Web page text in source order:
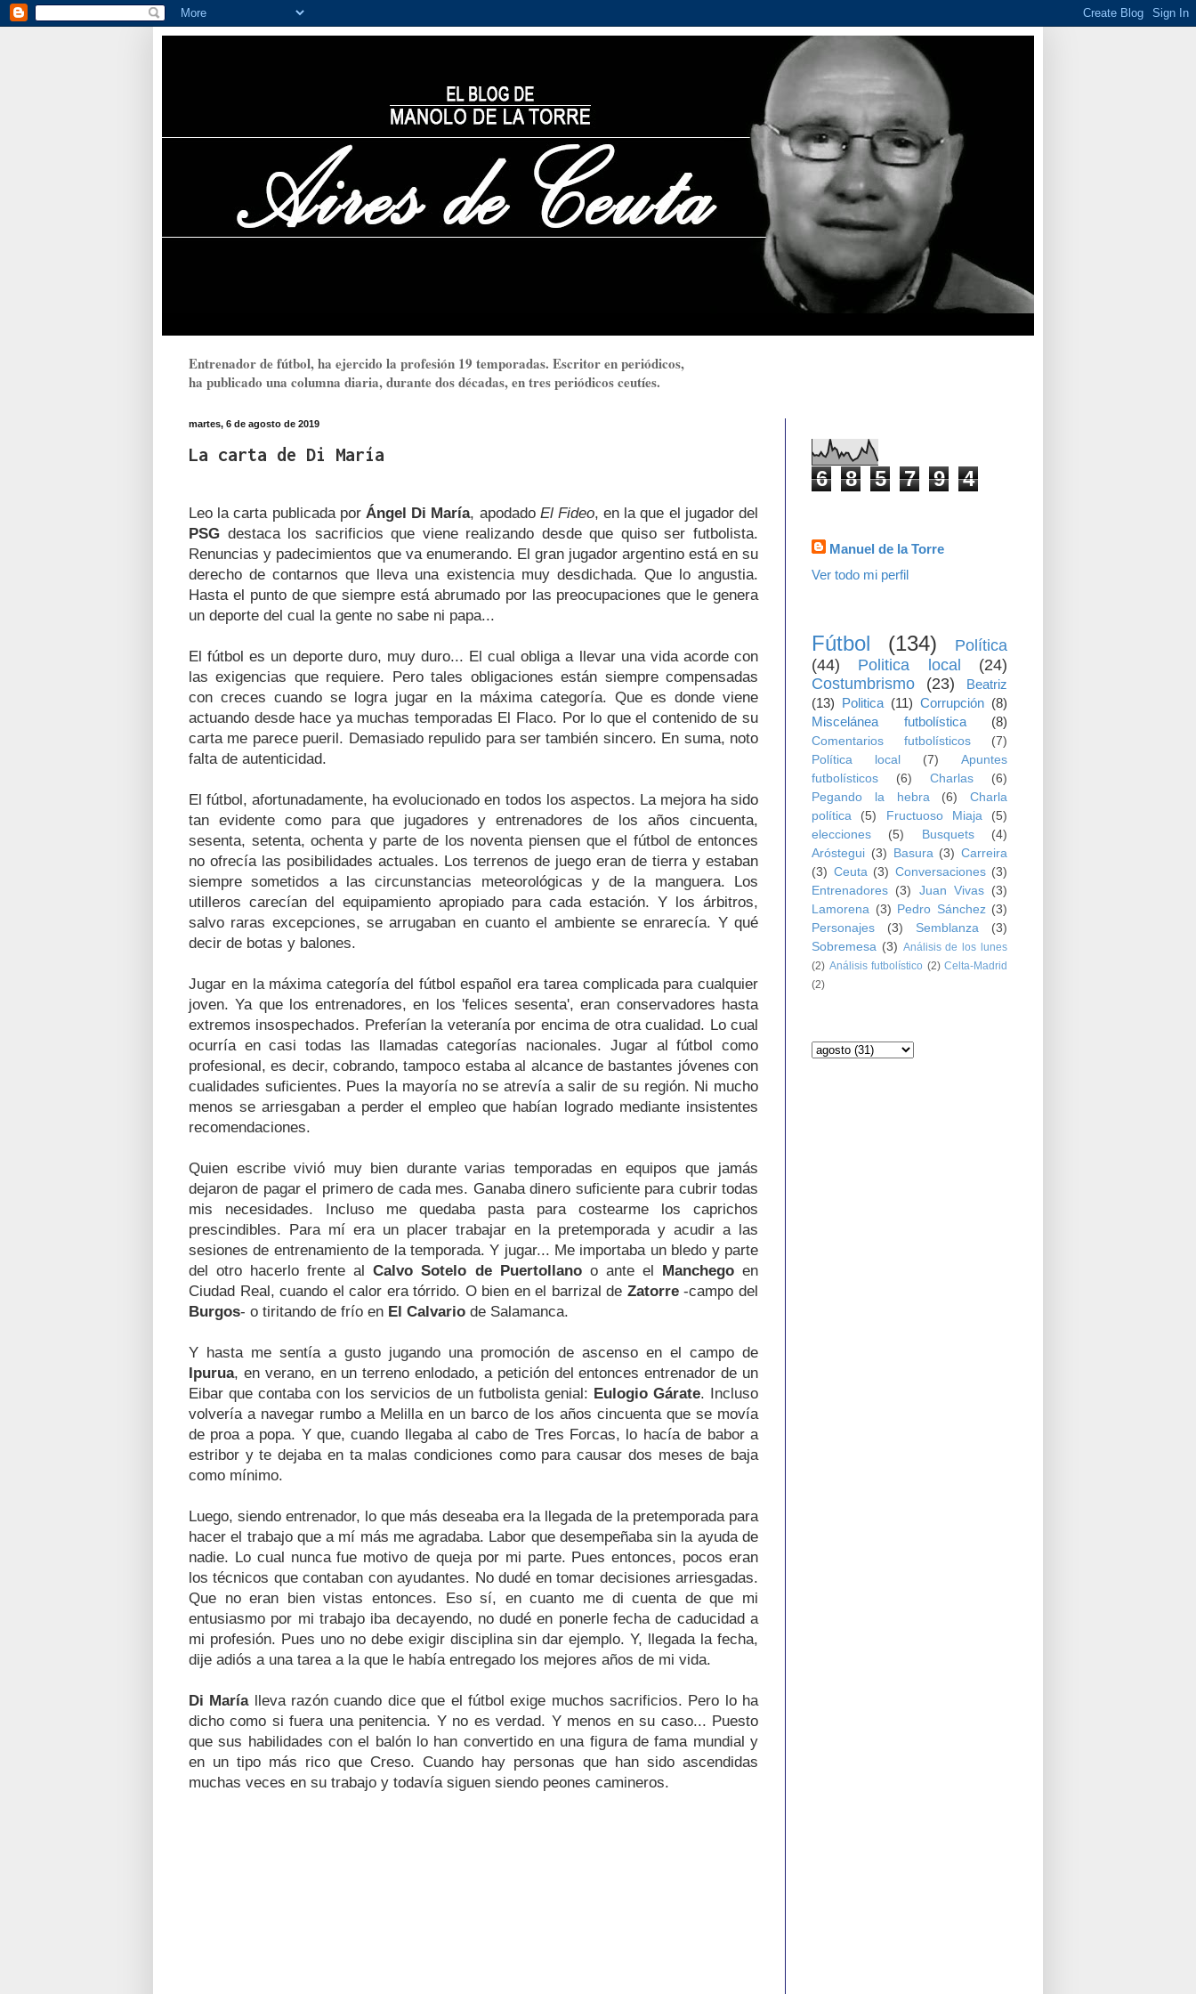
Entrenador de fútbol, ha ejercido la profesión 19 temporadas. Escritor en periódicos,
ha publicado una columna diaria, durante dos décadas, en tres periódicos ceutíes.
martes, 6 de agosto de 2019
La carta de Di María
Leo la carta publicada por Ángel Di María, apodado El Fideo, en la que el jugador del
PSG destaca los sacrificios que viene realizando desde que quiso ser futbolista.
Renuncias y padecimientos que va enumerando. El gran jugador argentino está en su
derecho de contarnos que lleva una existencia muy desdichada. Que lo angustia.
Hasta el punto de que siempre está abrumado por las preocupaciones que le genera
un deporte del cual la gente no sabe ni papa...
El fútbol es un deporte duro, muy duro... El cual obliga a llevar una vida acorde con
las exigencias que requiere. Pero tales obligaciones están siempre compensadas
con creces cuando se logra jugar en la máxima categoría. Que es donde viene
actuando desde hace ya muchas temporadas El Flaco. Por lo que el contenido de su
carta me parece pueril. Demasiado repulido para ser también sincero. En suma, noto
falta de autenticidad.
El fútbol, afortunadamente, ha evolucionado en todos los aspectos. La mejora ha sido
tan evidente como para que jugadores y entrenadores de los años cincuenta,
sesenta, setenta, ochenta y parte de los noventa piensen que el fútbol de entonces
no ofrecía las posibilidades actuales. Los terrenos de juego eran de tierra y estaban
siempre sometidos a las circunstancias meteorológicas y de la manguera. Los
utilleros carecían del equipamiento apropiado para cada estación. Y los árbitros,
salvo raras excepciones, se arrugaban en cuanto el ambiente se enrarecía. Y qué
decir de botas y balones.
Jugar en la máxima categoría del fútbol español era tarea complicada para cualquier
joven. Ya que los entrenadores, en los 'felices sesenta', eran conservadores hasta
extremos insospechados. Preferían la veteranía por encima de otra cualidad. Lo cual
ocurría en casi todas las llamadas categorías nacionales. Jugar al fútbol como
profesional, es decir, cobrando, tampoco estaba al alcance de bastantes jóvenes con
cualidades suficientes. Pues la mayoría no se atrevía a salir de su región. Ni mucho
menos se arriesgaban a perder el empleo que habían logrado mediante insistentes
recomendaciones.
Quien escribe vivió muy bien durante varias temporadas en equipos que jamás
dejaron de pagar el primero de cada mes. Ganaba dinero suficiente para cubrir todas
mis necesidades. Incluso me quedaba pasta para costearme los caprichos
prescindibles. Para mí era un placer trabajar en la pretemporada y acudir a las
sesiones de entrenamiento de la temporada. Y jugar... Me importaba un bledo y parte
del otro hacerlo frente alCalvo Sotelo de Puertollano o ante el Manchegoen
Ciudad Real, cuando el calor era tórrido. O bien en el barrizal de Zatorre-campo del
Burgos- o tiritando de frío en El Calvario de Salamanca.
Y hasta me sentía a gusto jugando una promoción de ascenso en el campo de
Ipurua, en verano, en un terreno enlodado, a petición del entonces entrenador de un
Eibar que contaba con los servicios de un futbolista genial: Eulogio Gárate. Incluso
volvería a navegar rumbo a Melilla en un barco de los años cincuenta que se movía
de proa a popa. Y que, cuando llegaba al cabo de Tres Forcas, lo hacía de babor a
estribor y te dejaba en ta malas condiciones como para causar dos meses de baja
como mínimo.
Luego, siendo entrenador, lo que más deseaba era la llegada de la pretemporada para
hacer el trabajo que a mí más me agradaba. Labor que desempeñaba sin la ayuda de
nadie. Lo cual nunca fue motivo de queja por mi parte. Pues entonces, pocos eran
los técnicos que contaban con ayudantes. No dudé en tomar decisiones arriesgadas.
Que no eran bien vistas entonces. Eso sí, en cuanto me di cuenta de que mi
entusiasmo por mi trabajo iba decayendo, no dudé en ponerle fecha de caducidad a
mi profesión. Pues uno no debe exigir disciplina sin dar ejemplo. Y, llegada la fecha,
dije adiós a una tarea a la que le había entregado los mejores años de mi vida.
Di Maríalleva razón cuando dice que el fútbol exige muchos sacrificios. Pero lo ha
dicho como si fuera una penitencia. Y no es verdad. Y menos en su caso... Puesto
que sus habilidades con el balón lo han convertido en una figura de fama mundial y
en un tipo más rico que Creso. Cuando hay personas que han sido ascendidas
muchas veces en su trabajo y todavía siguen siendo peones camineros.
6 8 5 7 9 4
Manuel de la Torre
Ver todo mi perfil
Fútbol (134)
Política
(44)
Politica local
(24)
Costumbrismo
(23)
Beatriz
(13) Politica (11) Corrupción (8)
Miscelánea futbolística
(8)
Comentarios futbolísticos
(7)
Política local
(7)
Apuntes
futbolísticos
(6) Charlas
(6)
Pegando la hebra
(6)
Charla
política
(5) Fructuoso Miaja
(5)
elecciones
(5) Busquets
(4)
Aróstegui (3) Basura (3) Carreira
(3) Ceuta (3) Conversaciones (3)
Entrenadores (3) Juan Vivas
(3)
Lamorena (3) Pedro Sánchez (3)
Personajes
(3) Semblanza
(3)
Sobremesa (3) Análisis de los lunes
(2) Análisis futbolístico (2) Celta-Madrid
(2)